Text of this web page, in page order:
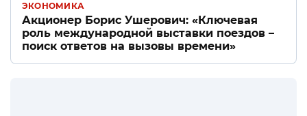
ЭКОНОМИКА
Акционер Борис Ушерович: «Ключевая
роль международной выставки поездов –
поиск ответов на вызовы времени»